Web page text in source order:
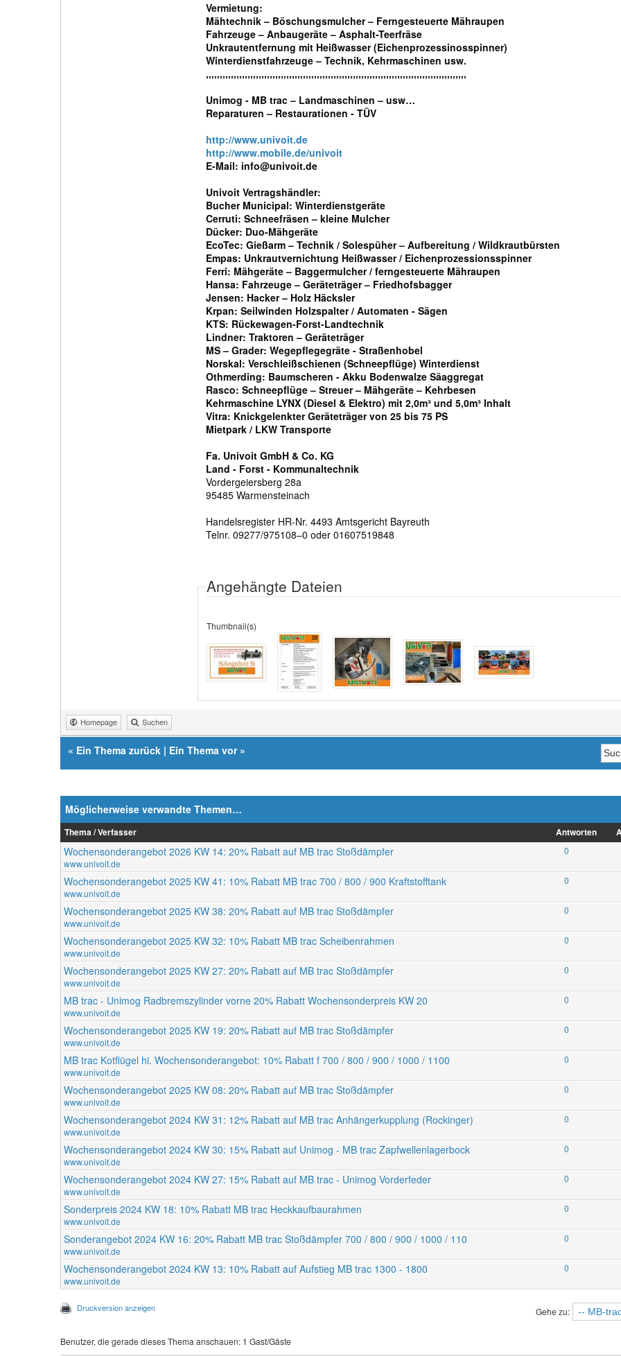
Vermietung:
Mähtechnik – Böschungsmulcher – Ferngesteuerte Mähraupen
Fahrzeuge – Anbaugeräte – Asphalt-Teerfräse
Unkrautentfernung mit Heißwasser (Eichenprozessinosspinner)
Winterdienstfahrzeuge – Technik, Kehrmaschinen usw.
,,,,,,,,,,,,,,,,,,,,,,,,,,,,,,,,,,,,,,,,,,,,,,,,,,,,,,,,,,,,,,,,,,,,,,,,,,,,,,,,,,,,,,,,,,,,,,
Unimog - MB trac – Landmaschinen – usw…
Reparaturen – Restaurationen - TÜV
http://www.univoit.de
http://www.mobile.de/univoit
E-Mail: info@univoit.de
Univoit Vertragshändler:
Bucher Municipal: Winterdienstgeräte
Cerruti: Schneefräsen – kleine Mulcher
Dücker: Duo-Mähgeräte
EcoTec: Gießarm – Technik / Solespüher – Aufbereitung / Wildkrautbürsten
Empas: Unkrautvernichtung Heißwasser / Eichenprozessionsspinner
Ferri: Mähgeräte – Baggermulcher / ferngesteuerte Mähraupen
Hansa: Fahrzeuge – Geräteträger – Friedhofsbagger
Jensen: Hacker – Holz Häcksler
Krpan: Seilwinden Holzspalter / Automaten - Sägen
KTS: Rückewagen-Forst-Landtechnik
Lindner: Traktoren – Geräteträger
MS – Grader: Wegepflegegräte - Straßenhobel
Norskal: Verschleißschienen (Schneepflüge) Winterdienst
Othmerding: Baumscheren - Akku Bodenwalze Säaggregat
Rasco: Schneepflüge – Streuer – Mähgeräte – Kehrbesen
Kehrmaschine LYNX (Diesel & Elektro) mit 2,0m³ und 5,0m³ Inhalt
Vitra: Knickgelenkter Geräteträger von 25 bis 75 PS
Mietpark / LKW Transporte
Fa. Univoit GmbH & Co. KG
Land - Forst - Kommunaltechnik
Vordergeiersberg 28a
95485 Warmensteinach
Handelsregister HR-Nr. 4493 Amtsgericht Bayreuth
Telnr. 09277/975108–0 oder 01607519848
Angehängte Dateien
Thumbnail(s)
Homepage Suchen
« Ein Thema zurück | Ein Thema vor»
Möglicherweise verwandte Themen…
Thema / Verfasser Antworten
Wochensonderangebot 2026 KW 14: 20% Rabatt auf MB trac Stoßdämpfer
www.univoit.de
0
Wochensonderangebot 2025 KW 41: 10% Rabatt MB trac 700 / 800 / 900 Kraftstofftank
www.univoit.de
0
Wochensonderangebot 2025 KW 38: 20% Rabatt auf MB trac Stoßdämpfer
www.univoit.de
0
Wochensonderangebot 2025 KW 32: 10% Rabatt MB trac Scheibenrahmen
www.univoit.de
0
Wochensonderangebot 2025 KW 27: 20% Rabatt auf MB trac Stoßdämpfer
www.univoit.de
0
MB trac - Unimog Radbremszylinder vorne 20% Rabatt Wochensonderpreis KW 20
www.univoit.de
0
Wochensonderangebot 2025 KW 19: 20% Rabatt auf MB trac Stoßdämpfer
www.univoit.de
0
MB trac Kotflügel hi. Wochensonderangebot: 10% Rabatt f 700 / 800 / 900 / 1000 / 1100
www.univoit.de
0
Wochensonderangebot 2025 KW 08: 20% Rabatt auf MB trac Stoßdämpfer
www.univoit.de
0
Wochensonderangebot 2024 KW 31: 12% Rabatt auf MB trac Anhängerkupplung (Rockinger)
www.univoit.de
0
Wochensonderangebot 2024 KW 30: 15% Rabatt auf Unimog - MB trac Zapfwellenlagerbock
www.univoit.de
0
Wochensonderangebot 2024 KW 27: 15% Rabatt auf MB trac - Unimog Vorderfeder
www.univoit.de
0
Sonderpreis 2024 KW 18: 10% Rabatt MB trac Heckkaufbaurahmen
www.univoit.de
0
Sonderangebot 2024 KW 16: 20% Rabatt MB trac Stoßdämpfer 700 / 800 / 900 / 1000 / 110
www.univoit.de
0
Wochensonderangebot 2024 KW 13: 10% Rabatt auf Aufstieg MB trac 1300 - 1800
www.univoit.de
0
Druckversion anzeigen Gehe zu:
Benutzer, die gerade dieses Thema anschauen: 1 Gast/Gäste